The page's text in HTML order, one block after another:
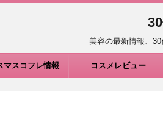
美容の最新情報、
マスコフレ情報 コスメレビュー